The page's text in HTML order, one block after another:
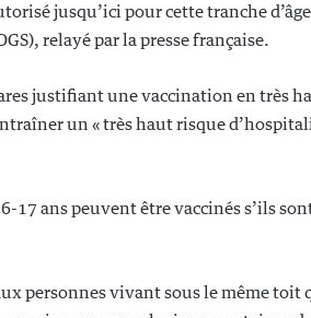
jusqu’ici pour cette tranche
relayé par la presse française.
justifiant une vaccination en très
un « très haut risque
17 ans peuvent être vaccinés s’ils
personnes vivant sous le même toit